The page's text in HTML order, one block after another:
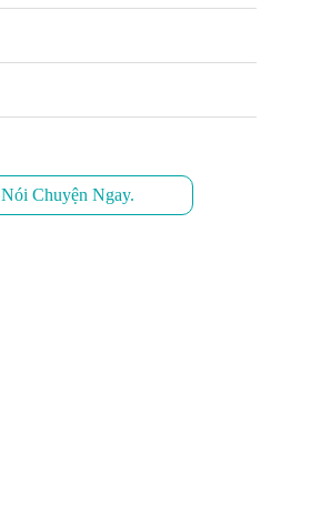
Nói Chuyện Ngay.